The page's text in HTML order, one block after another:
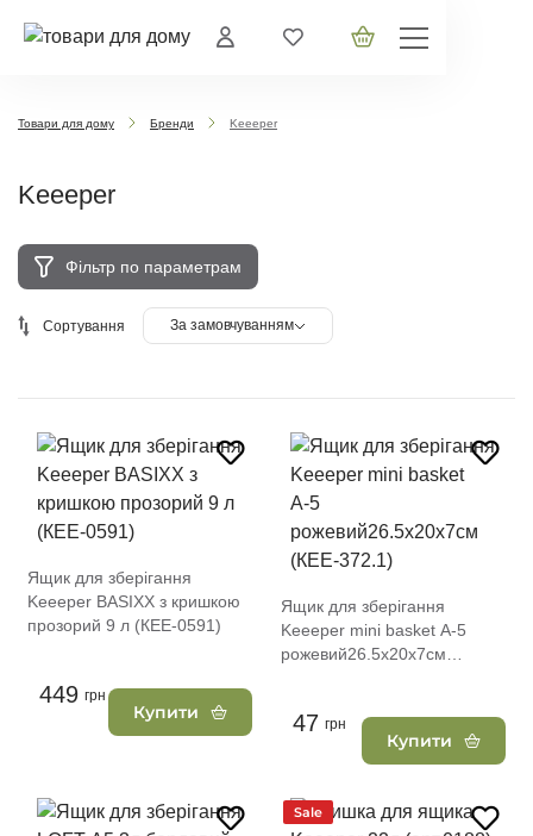
Товари для дому Бренди Keeeper
Keeeper
Фільтр по параметрам
Сортування За замовчуванням
Ящик для зберігання
Keeeper BASIXX з кришкою
прозорий 9 л (КЕЕ-0591)
449 грн
Купити
Ящик для зберігання
Keeeper mini basket А-5
рожевий26.5х20х7см
47 грн
Купити
Sale